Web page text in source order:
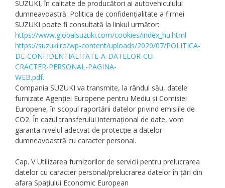
SUZUKI, în calitate de producători ai autovehiculului
dumneavoastră. Politica de confidențialitate a firmei
SUZUKI poate fi consultată la linkul următor:
https://www.globalsuzuki.com/cookies/index_hu.html
https://suzuki.ro/wp-content/uploads/2020/07/POLITICA-
DE-CONFIDENTIALITATE-A-DATELOR-CU-
CRACTER-PERSONAL -PAGINA-
WEB.pdf.
Compania SUZUKI va transmite, la rândul său, datele
furnizate Agenției Europene pentru Mediu și Comisiei
Europene, în scopul raportării datelor privind emisiile de
CO2. În cazul transferului internațional de date, vom
garanta nivelul adecvat de protecție a datelor
dumneavoastră cu caracter personal.
Cap. V Utilizarea furnizorilor de servicii pentru prelucrarea
datelor cu caracter personal/prelucrarea datelor în țări din
afara Spațiului Economic European